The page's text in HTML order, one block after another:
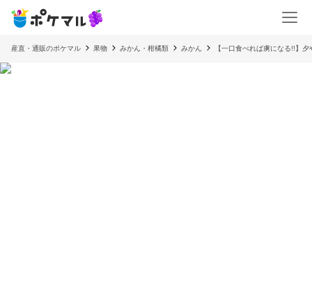
産直・通販のポケマル 果物 みかん・柑橘類 みかん 【一口食べれば虜になる!!】